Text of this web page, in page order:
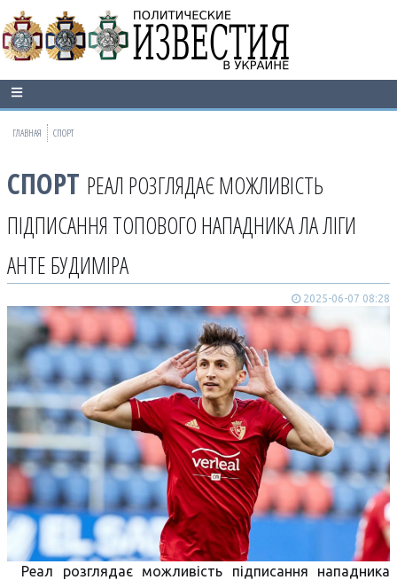
ГЛАВНАЯ СПОРТ
СПОРТ РЕАЛ РОЗГЛЯДАЄ МОЖЛИВІСТЬ
ПІДПИСАННЯ ТОПОВОГО НАПАДНИКА ЛА ЛІГИ
АНТЕ БУДИМІРА
2025-06-07 08:28
Реал розглядає можливість підписання нападника